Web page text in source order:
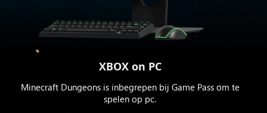
XBOX on PC
Minecraft Dungeons is inbegrepen bij Game Pass om te
spelen op pc.